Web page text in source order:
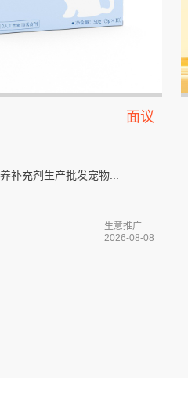
面议
补充剂生产批发宠物...
生意推广
2026-08-08